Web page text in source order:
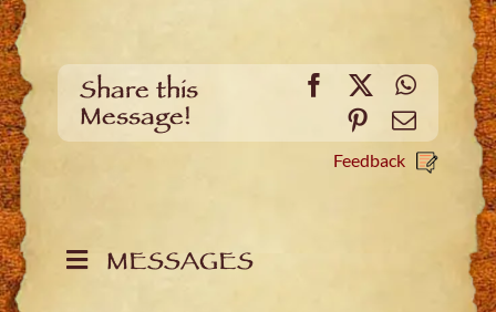
Share this
Message!
Facebook
X
Pinterest
Email
Feedback
MESSAGES